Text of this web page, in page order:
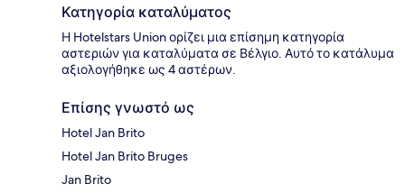
Κατηγορία καταλύματος
Η Hotelstars Union ορίζει μια επίσημη κατηγορία
αστεριών για καταλύματα σε Βέλγιο. Αυτό το κατάλυμα
αξιολογήθηκε ως 4 αστέρων.
Επίσης γνωστό ως
Hotel Jan Brito
Hotel Jan Brito Bruges
Jan Brito